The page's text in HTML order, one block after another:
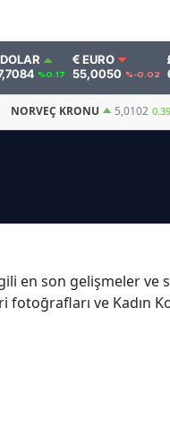
DOLAR
%0.17
EURO
55,0050 %-0.02
NORVEÇ KRONU 5,0102
en son gelişmeler ve
fotoğrafları ve Kadın